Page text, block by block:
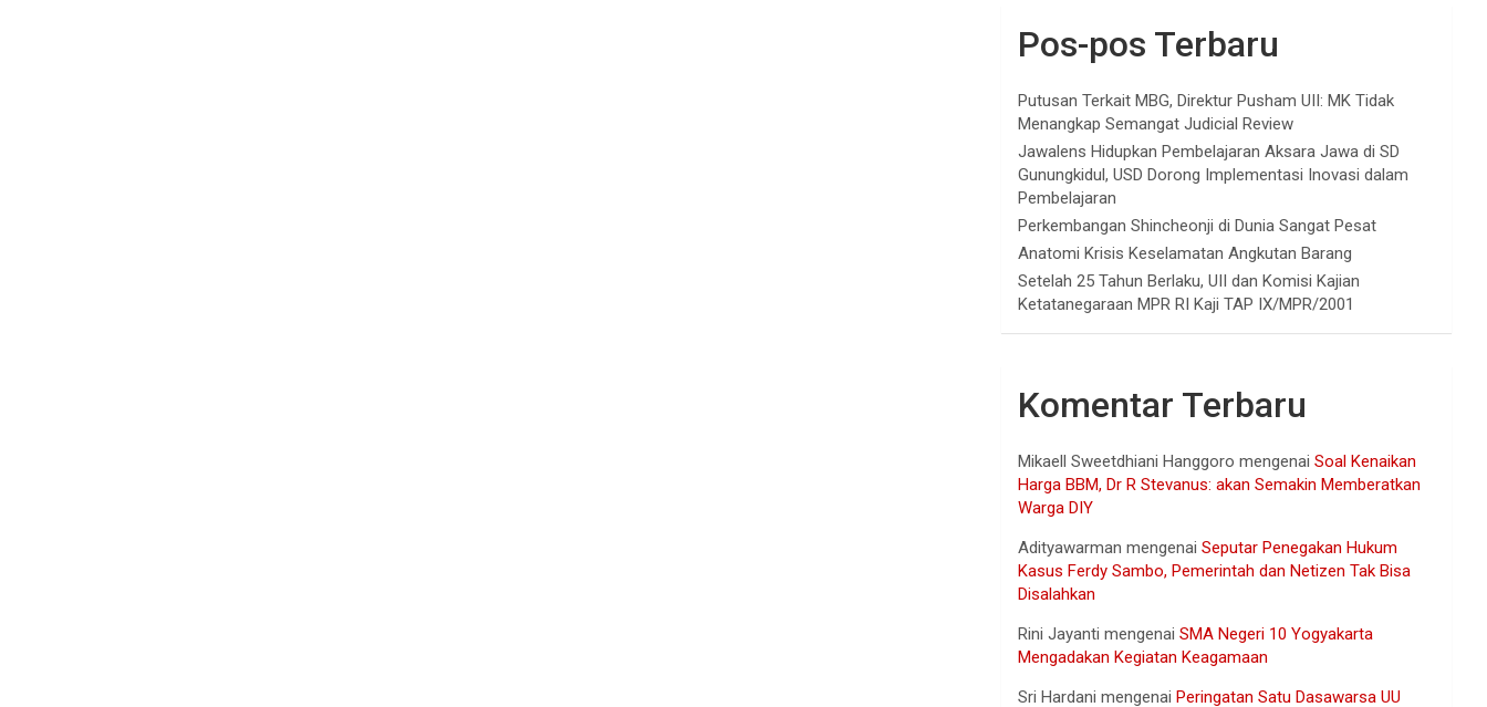
Pos-pos Terbaru
Putusan Terkait MBG, Direktur Pusham UII: MK Tidak
Menangkap Semangat Judicial Review
Jawalens Hidupkan Pembelajaran Aksara Jawa di SD
Gunungkidul, USD Dorong Implementasi Inovasi dalam
Pembelajaran
Perkembangan Shincheonji di Dunia Sangat Pesat
Anatomi Krisis Keselamatan Angkutan Barang
Setelah 25 Tahun Berlaku, UII dan Komisi Kajian
Ketatanegaraan MPR RI Kaji TAP IX/MPR/2001
Komentar Terbaru
Mikaell Sweetdhiani Hanggoro mengenaiSoal Kenaikan
Harga BBM, Dr R Stevanus: akan Semakin Memberatkan
Warga DIY
Adityawarman mengenaiSeputar Penegakan Hukum
Kasus Ferdy Sambo, Pemerintah dan Netizen Tak Bisa
Disalahkan
Rini Jayanti mengenaiSMA Negeri 10 Yogyakarta
Mengadakan Kegiatan Keagamaan
Sri Hardani mengenaiPeringatan Satu Dasawarsa UU